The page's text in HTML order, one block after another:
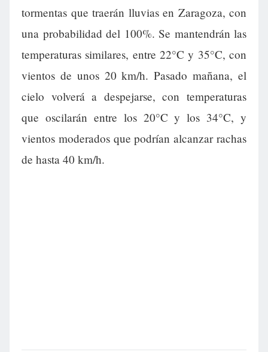
tormentas que traerán lluvias en Zaragoza, con
una probabilidad del 100%. Se mantendrán las
temperaturas similares, entre 22°C y 35°C, con
vientos de unos 20 km/h. Pasado mañana, el
cielo volverá a despejarse, con temperaturas
que oscilarán entre los 20°C y los 34°C, y
vientos moderados que podrían alcanzar rachas
de hasta 40 km/h.